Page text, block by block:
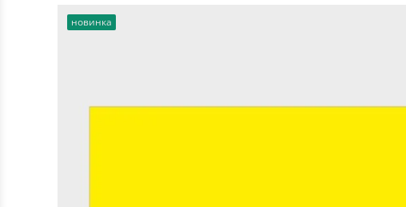
новинка